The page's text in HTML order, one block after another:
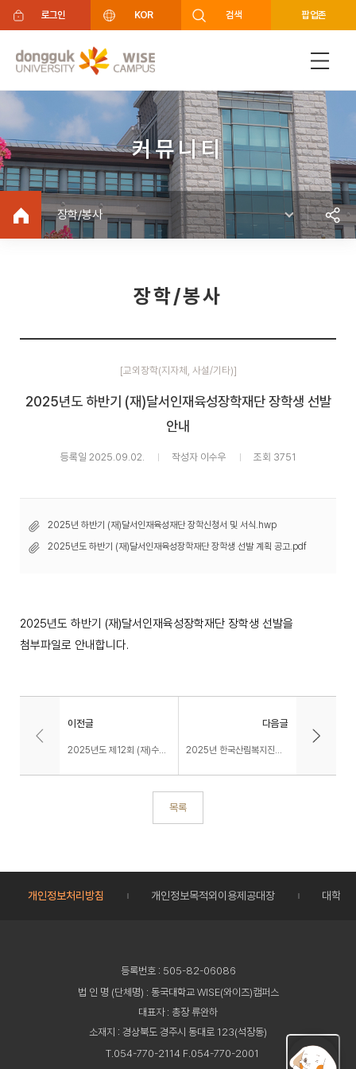
주메뉴 바로가기
푸터 바로가기
로그인 KOR 검색 팝업존
커뮤니티
장학/봉사
장학/봉사
[교외장학(지자체, 사설/기타)]
2025년도 하반기 (재)달서인재육성장학재단 장학생 선발
안내
등록일 2025.09.02. 작성자 이수우 조회 3751
2025년 하반기 (재)달서인재육성재단 장학신청서 및 서식.hwp
2025년도 하반기 (재)달서인재육성장학재단 장학생 선발 계획 공고.pdf
2025년도 하반기 (재)달서인재육성장학재단 장학생 선발을
첨부파일로 안내합니다.
이전글
2025년도 제12회 (재)수림재단 동교인재상 선발 안내
다음글
2025년 한국산림복지진흥원 녹색장학사업 장학생 선발 안내
목록
개인정보처리방침 개인정보목적외이용제공대장 대학정
등록번호 : 505-82-06086
법 인 명 (단체명) : 동국대학교 WISE(와이즈)캠퍼스
대표자 : 총장 류완하
소재지 : 경상북도 경주시 동대로 123(석장동)
T.054-770-2114 F.054-770-2001